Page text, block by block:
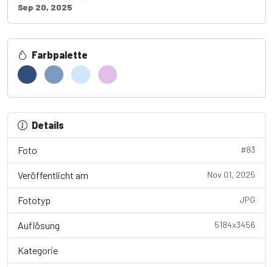
Sep 20, 2025
Farbpalette
Details
Foto #83
Veröffentlicht am Nov 01, 2025
Fototyp JPG
Auflösung 5184x3456
Kategorie